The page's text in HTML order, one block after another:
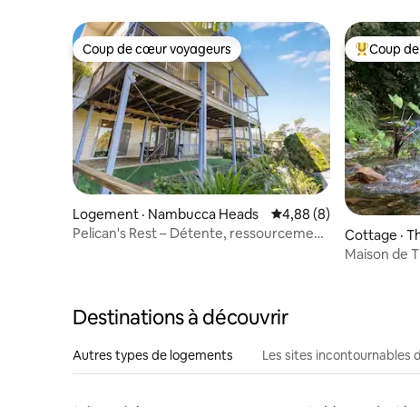
Coup de cœur voyageurs
Coup de cœur voyageurs
Logement · Nambucca Heads Note moyenne de
4,88 (8)
Pelican's Rest – Détente, ressourcement
Coup de
Coup
Cottage ·
Maison de
Destinations à découvrir
Autres types de logements Les sites incontournables